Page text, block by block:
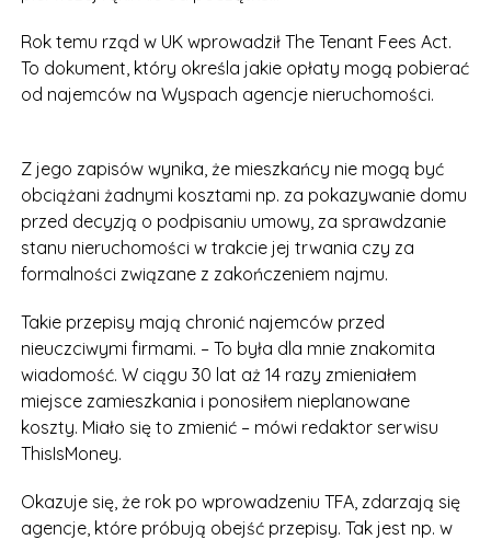
Rok temu rząd w UK wprowadził The Tenant Fees Act.
To dokument, który określa jakie opłaty mogą pobierać
od najemców na Wyspach agencje nieruchomości.
Z jego zapisów wynika, że mieszkańcy nie mogą być
obciążani żadnymi kosztami np. za pokazywanie domu
przed decyzją o podpisaniu umowy, za sprawdzanie
stanu nieruchomości w trakcie jej trwania czy za
formalności związane z zakończeniem najmu.
Takie przepisy mają chronić najemców przed
nieuczciwymi firmami. – To była dla mnie znakomita
wiadomość. W ciągu 30 lat aż 14 razy zmieniałem
miejsce zamieszkania i ponosiłem nieplanowane
koszty. Miało się to zmienić – mówi redaktor serwisu
ThisIsMoney.
Okazuje się, że rok po wprowadzeniu TFA, zdarzają się
agencje, które próbują obejść przepisy. Tak jest np. w